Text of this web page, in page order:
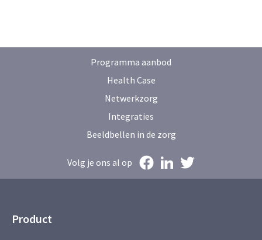
Programma aanbod
Health Case
Netwerkzorg
Integraties
Beeldbellen in de zorg
Volg je ons al op
Product